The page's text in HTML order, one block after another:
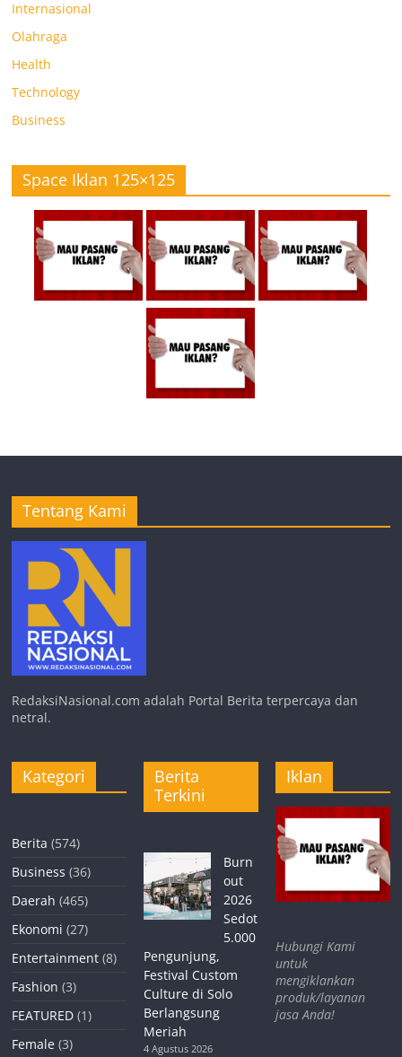
Internasional
Olahraga
Health
Technology
Business
Space Iklan 125×125
Tentang Kami
RedaksiNasional.com adalah Portal Berita terpercaya dan
netral.
Kategori
Berita (574)
Business (36)
Daerah (465)
Ekonomi (27)
Entertainment (8)
Fashion (3)
FEATURED (1)
Female (3)
Berita
Terkini
Burn
out
2026
Sedot
5.000
Pengunjung,
Festival Custom
Culture di Solo
Berlangsung
Meriah
4 Agustus 2026
Iklan
Hubungi Kami
untuk
mengiklankan
produk/layanan
jasa Anda!